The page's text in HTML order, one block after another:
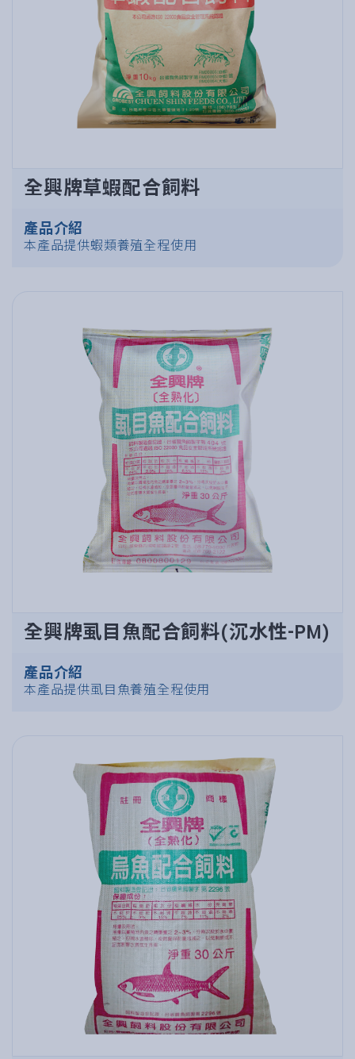
全興牌草蝦配合飼料
產品介紹
本產品提供蝦類養殖全程使用
全興牌虱目魚配合飼料(沉水性-PM)
產品介紹
本產品提供虱目魚養殖全程使用